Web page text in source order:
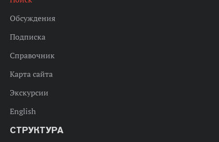
Обсуждения
Подписка
Справочник
Карта сайта
Экскурсии
English
СТРУКТУРА